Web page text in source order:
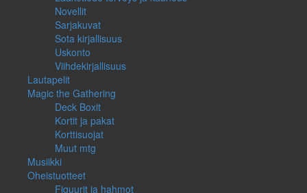
Novellit
Sarjakuvat
Sota kirjallisuus
Uskonto
Viihdekirjallisuus
Lautapelit
Magic the Gathering
Deck Boxit
Kortit ja pakat
Korttisuojat
Muut mtg
Musiikki
Oheistuotteet
Figuurit ja hahmot